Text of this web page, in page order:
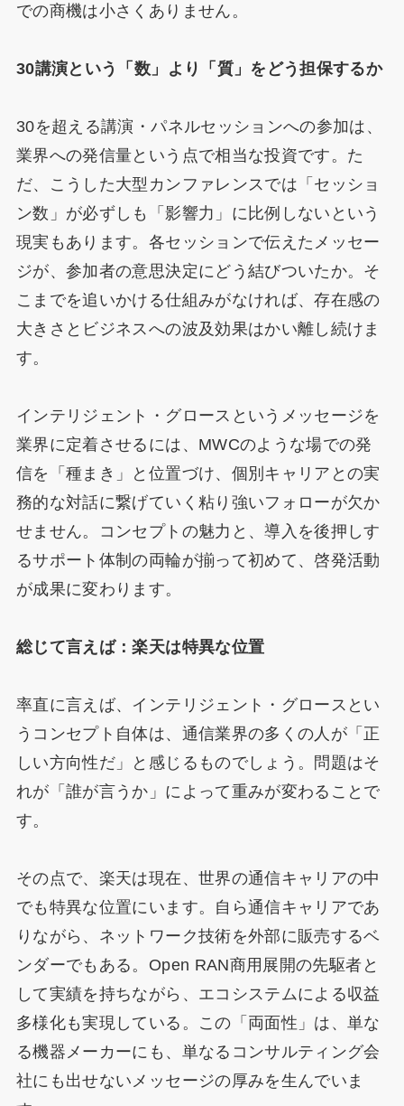
での商機は小さくありません。
30講演という「数」より「質」をどう担保するか
30を超える講演・パネルセッションへの参加は、
業界への発信量という点で相当な投資です。た
だ、こうした大型カンファレンスでは「セッショ
ン数」が必ずしも「影響力」に比例しないという
現実もあります。各セッションで伝えたメッセー
ジが、参加者の意思決定にどう結びついたか。そ
こまでを追いかける仕組みがなければ、存在感の
大きさとビジネスへの波及効果はかい離し続けま
す。
インテリジェント・グロースというメッセージを
業界に定着させるには、MWCのような場での発
信を「種まき」と位置づけ、個別キャリアとの実
務的な対話に繋げていく粘り強いフォローが欠か
せません。コンセプトの魅力と、導入を後押しす
るサポート体制の両輪が揃って初めて、啓発活動
が成果に変わります。
総じて言えば：楽天は特異な位置
率直に言えば、インテリジェント・グロースとい
うコンセプト自体は、通信業界の多くの人が「正
しい方向性だ」と感じるものでしょう。問題はそ
れが「誰が言うか」によって重みが変わることで
す。
その点で、楽天は現在、世界の通信キャリアの中
でも特異な位置にいます。自ら通信キャリアであ
りながら、ネットワーク技術を外部に販売するベ
ンダーでもある。Open RAN商用展開の先駆者と
して実績を持ちながら、エコシステムによる収益
多様化も実現している。この「両面性」は、単な
る機器メーカーにも、単なるコンサルティング会
社にも出せないメッセージの厚みを生んでいま